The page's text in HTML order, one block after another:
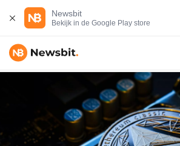
Newsbit
Bekijk in de Google Play store